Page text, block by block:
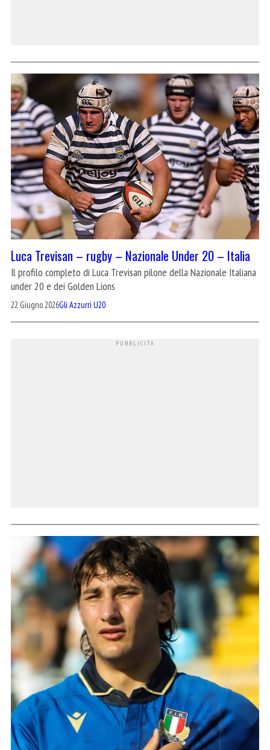
Luca Trevisan – rugby – Nazionale Under 20 – Italia
Il profilo completo di Luca Trevisan pilone della Nazionale Italiana
under 20 e dei Golden Lions
22 Giugno 2026Gli Azzurri U20